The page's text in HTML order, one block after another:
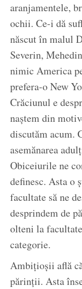
aranjamentele,
ochii. Ce-i dă
născut în malul
Severin,
nimic America
prefera-o New
Crăciunul e
naștem din
discutăm acum.
asemănarea
Obiceiurile ne
definesc. Asta o
facultate să ne
desprindem de
olteni la
categorie.
Ambițioșii află
părinții. Asta